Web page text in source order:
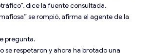
dice la fuente consultada.
se rompió, afirma el agente de la
pregunta.
se respetaron y ahora ha brotado una